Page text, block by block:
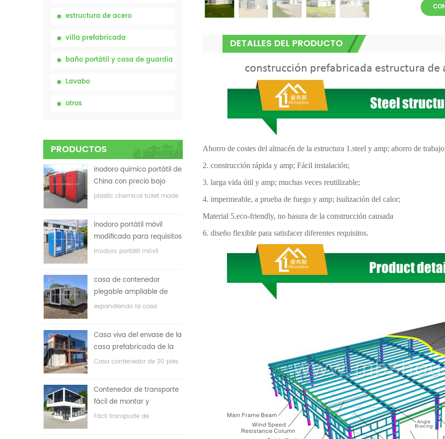
estructura de acero
villa prefabricada
baño portátil y casa de guardia
Lavabo
otros
PRODUCTOS
inodoro químico portátil de
China con precio bajo
plastic chemical toilet made
inodoro portátil móvil
modificado para requisitos
particulares barato de
inodoro portátil móvil
casa de contenedor
plegable ampliable de
bajo precio
expandiendo la casa
Casa viva del envase de la
casa prefabricada de la
prueba de fuego de los
Casa contenedor de 20 pies
Contenedor de transporte
fácil de montar y
conveniente
Fácil transporte de
DETALLES DEL PRODUCTO
construcción prefabricada estructura de
Ahorro de costes del almacén de la estructura 1.steel y amp; ahorro de
2. construcción rápida y amp; Fácil instalación;
3. larga vida útil y amp; muchas veces reutilizable;
4. impermeable, a prueba de fuego y amp; isulización del calor;
Material 5.eco-friendly, no basura de la construcción causada
6. diseño flexible para satisfacer diferentes requisitos.